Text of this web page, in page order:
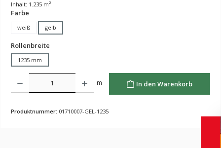
Inhalt: 1.235 m²
Farbe
weiß gelb
Rollenbreite
1235 mm
m In den Warenkorb
Produktnummer: 01710007-GEL-1235